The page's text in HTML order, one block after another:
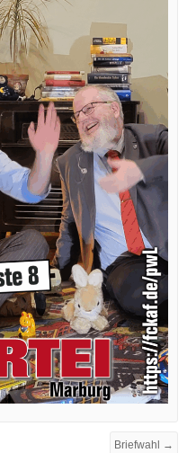
Briefwahl →